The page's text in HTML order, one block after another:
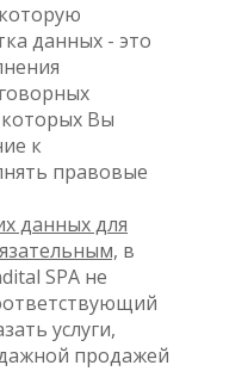
данных - это
которых Вы
к
правовые
данных для
в
SPA не
услуги,
продажей